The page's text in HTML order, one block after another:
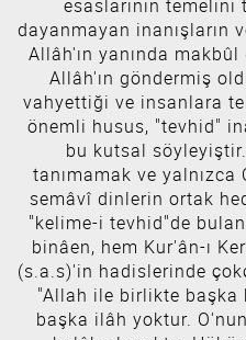
esaslarının
dayanmayan inanışların
Allâh'ın yanında
Allâh'ın göndermiş
vahyettiği ve insanlara
önemli husus, "tevhid"
bu kutsal
tanımamak ve
semâvî dinlerin ortak
"kelime-i tevhid"de
binâen, hem Kur'ân-ı
(s.a.s)'in hadislerinde
"Allah ile birlikte başka
başka ilâh yoktur.